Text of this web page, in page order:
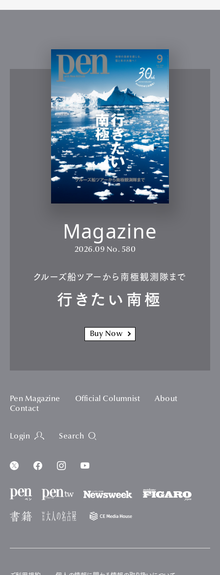
Magazine
2026.09 No. 580
クルーズ船ツアーから南極観測隊まで
行きたい南極
Buy Now
Pen Magazine Official Columnist
About
Contact
Login Search